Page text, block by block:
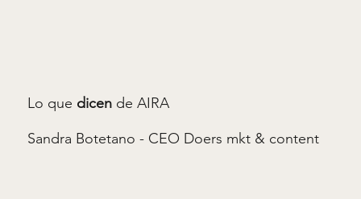
Lo que dicen de AIRA
Sandra Botetano - CEO Doers mkt & content